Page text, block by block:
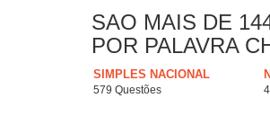
SAO MAIS DE
POR PALAVRA
SIMPLES NACIONAL
579 Questões